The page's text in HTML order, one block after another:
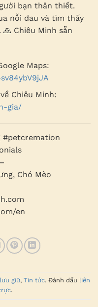
bạn thân thiết.
nỗi đau và tìm thấy
Chiêu Minh sẵn
Maps:
Chiêu Minh:
gia/
#petcremation
Chó Mèo
en
giữ, Tin tức. Đánh dấu liên
.